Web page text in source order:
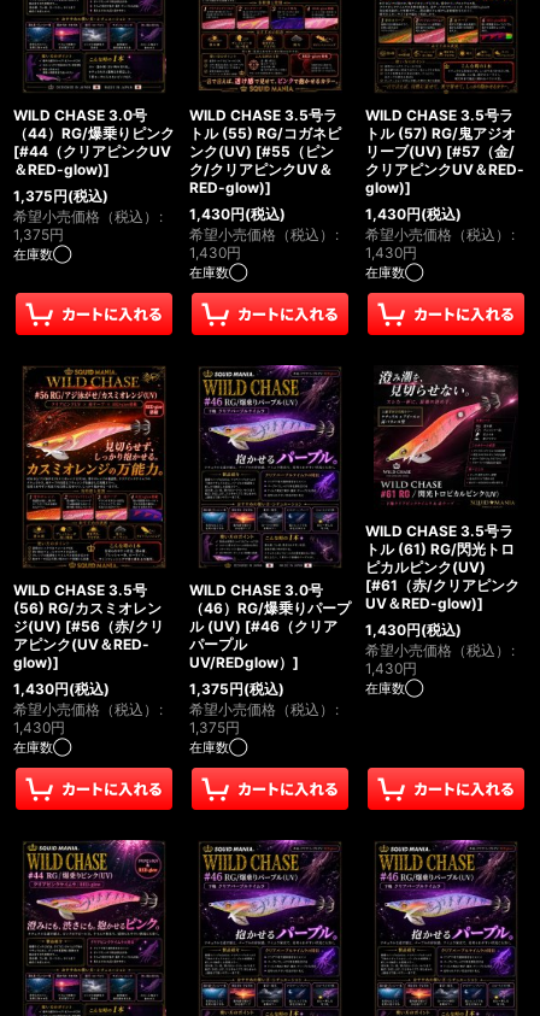
WILD CHASE 3.0号
（44）RG/爆乗りピンク
[#44（クリアピンクUV
＆RED-glow)]
1,375円(税込)
希望小売価格（税込） :
1,375円
在庫数◯
WILD CHASE 3.5号ラ
トル (55) RG/コガネピ
ンク(UV) [#55（ピン
ク/クリアピンクUV＆
RED-glow)]
1,430円(税込)
希望小売価格（税込） :
1,430円
在庫数◯
WILD CHASE 3.5号ラ
トル (57) RG/鬼アジオ
リーブ(UV) [#57（金/
クリアピンクUV＆RED-
glow)]
1,430円(税込)
希望小売価格（税込） :
1,430円
在庫数◯
WILD CHASE 3.5号
(56) RG/カスミオレン
ジ(UV) [#56（赤/クリ
アピンク(UV＆RED-
glow)]
1,430円(税込)
希望小売価格（税込） :
1,430円
在庫数◯
WILD CHASE 3.0号
（46）RG/爆乗りパープ
ル (UV) [#46（クリア
パープル
UV/REDglow） ]
1,375円(税込)
希望小売価格（税込） :
1,375円
在庫数◯
WILD CHASE 3.5号ラ
トル (61) RG/閃光トロ
ピカルピンク(UV)
[#61（赤/クリアピンク
UV＆RED-glow)]
1,430円(税込)
希望小売価格（税込） :
1,430円
在庫数◯